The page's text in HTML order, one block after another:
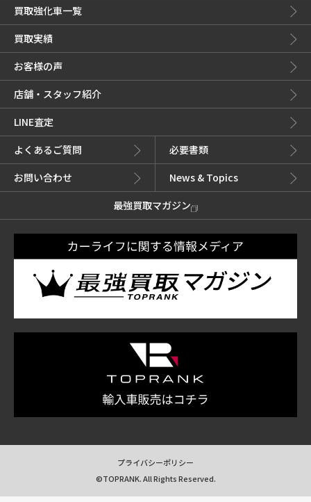
買取強化車一覧
買取実績
お客様の声
店舗・スタッフ紹介
LINE査定
よくあるご質問
必要書類
お問い合わせ
News & Topics
最強買取マガジン
プライバシーポリシー
©TOPRANK. All Rights Reserved.